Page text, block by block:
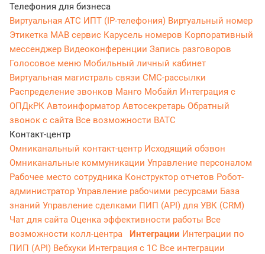
Телефония для бизнеса
Виртуальная АТС ИПТ (IP-телефония) Виртуальный номер
Этикетка МАВ сервис Карусель номеров Корпоративный
мессенджер Видеоконференции Запись разговоров
Голосовое меню Мобильный личный кабинет
Виртуальная магистраль связи СМС-рассылки
Распределение звонков Манго Мобайл Интеграция с
ОПДкРК Автоинформатор Автосекретарь Обратный
звонок с сайта Все возможности ВАТС
Контакт-центр
Омниканальный контакт-центр Исходящий обзвон
Омниканальные коммуникации Управление персоналом
Рабочее место сотрудника Конструктор отчетов Робот-
администратор Управление рабочими ресурсами База
знаний Управление сделками ПИП (API) для УВК (CRM)
Чат для сайта Оценка эффективности работы Все
возможности колл-центра
Интеграции Интеграции по
ПИП (API) Вебхуки Интеграция с 1С Все интеграции